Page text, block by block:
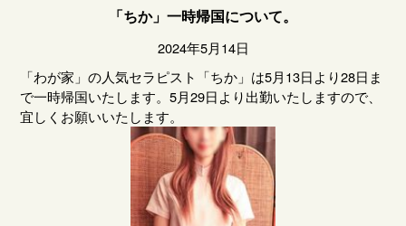
「ちか」一時帰国について。
2024年5月14日
「わが家」の人気セラピスト「ちか」は5月13日より28日ま
で一時帰国いたします。5月29日より出勤いたしますので、
宜しくお願いいたします。